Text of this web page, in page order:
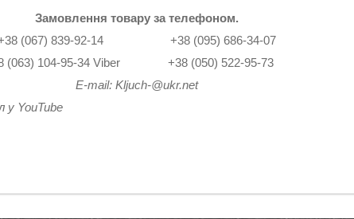
Замовлення товару за телефоном.
(067) 839-92-14 +38 (095) 686-34-07
(063) 104-95-34 Viber +38 (050) 522-95-73
Е-mail: Kljuch-@ukr.net
у YouTube